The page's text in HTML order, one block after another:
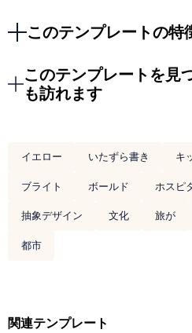
このテンプレートの特
このテンプレートを見
も訪れます
イエロー いたずら書き キ
ブライト
ボールド ホスピ
抽象デザイン
文化 旅が
都市
関連テンプレート